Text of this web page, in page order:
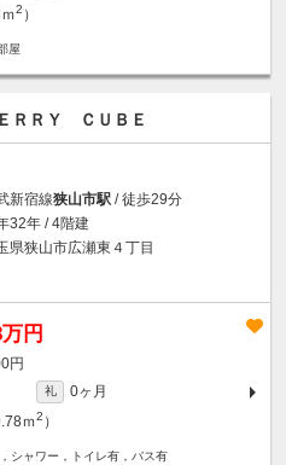
2 ）
屋
ＲＲＹ ＣＵＢＥ
新宿線狭山市駅 / 徒歩29分
32年 / 4階建
県狭山市広瀬東４丁目
円
円
礼
0ヶ月
ｍ2 ）
シャワー，トイレ有，バス有